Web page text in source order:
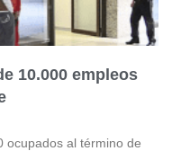
10.000 empleos
ocupados al término de